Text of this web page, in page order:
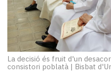
escena!
Dis
la
teva!
Subscriptors
La
newsletter
La decisió és fruit d'un
consistori poblatà | Bisbat